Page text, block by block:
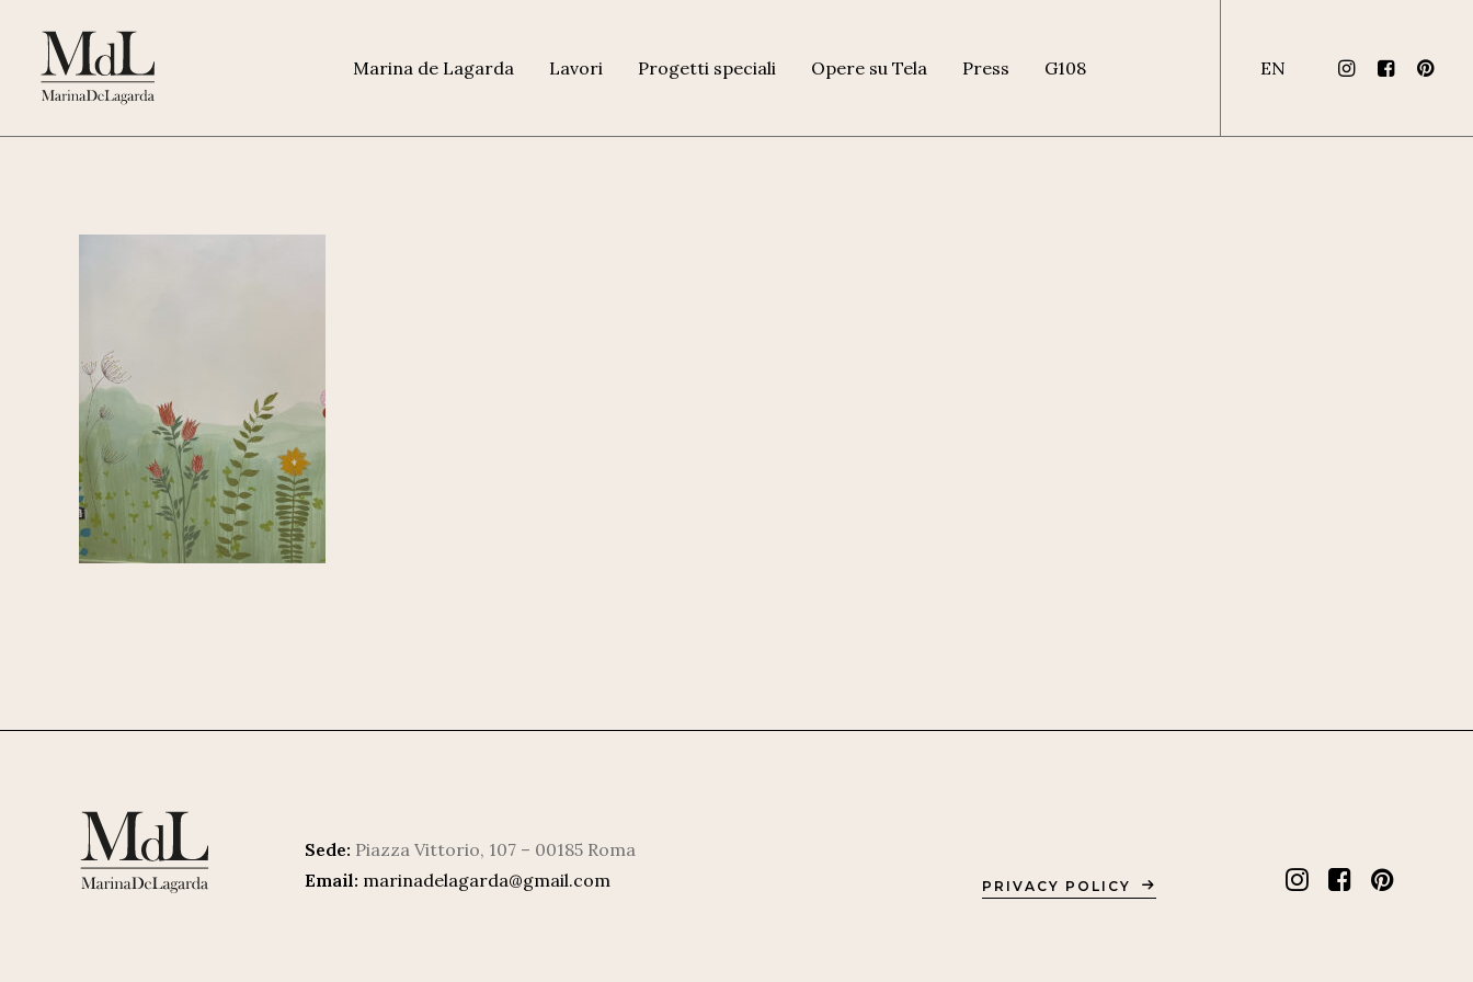
Marina de Lagarda Lavori Progetti speciali Opere su Tela Press G108 EN
Sede: Piazza Vittorio, 107 – 00185 Roma
Email: marinadelagarda@gmail.com PRIVACY POLICY